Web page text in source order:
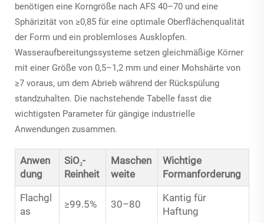
benötigen eine Korngröße nach AFS 40–70 und eine
Sphärizität von ≥0,85 für eine optimale Oberflächenqualität
der Form und ein problemloses Ausklopfen.
Wasseraufbereitungssysteme setzen gleichmäßige Körner
mit einer Größe von 0,5–1,2 mm und einer Mohshärte von
≥7 voraus, um dem Abrieb während der Rückspülung
standzuhalten. Die nachstehende Tabelle fasst die
wichtigsten Parameter für gängige industrielle
Anwendungen zusammen.
Anwen
dung
SiO₂-
Reinheit
Maschen
weite
Wichtige
Formanforderung
Flachgl
as
≥99.5% 30–80
Kantig für
Haftung